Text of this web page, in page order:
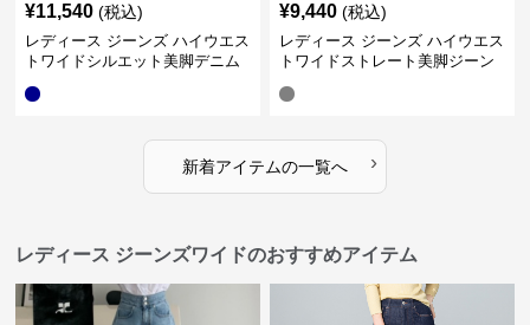
¥11,540 (税込)
レディース ジーンズ ハイウエス
トワイドシルエット美脚デニム
¥9,440 (税込)
レディース ジーンズ ハイウエス
トワイドストレート美脚ジーン
新着アイテムの一覧へ ›
レディース ジーンズワイドのおすすめアイテム